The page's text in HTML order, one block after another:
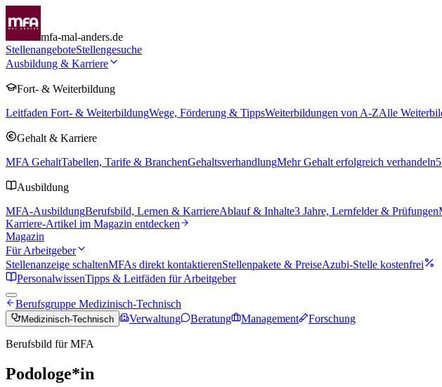
mfa-mal-anders.de
StellenangeboteStellengesuche
Ausbildung & Karriere
Fort- & Weiterbildung
Leitfaden Fort- & WeiterbildungWege, Förderung & TippsWeiterbildungen von A-ZAlle
Gehalt & Karriere
MFA GehaltTabellen, Tarife & BranchenGehaltsverhandlungMehr Gehalt erfolgreich verhandeln
Ausbildung
MFA-AusbildungBerufsbild, Lernen & KarriereAblauf & Inhalte3 Jahre, Lernfelder & Prüfungen
Karriere-Artikel im Magazin entdecken
Magazin
Für Arbeitgeber
Stellenanzeige schaltenMFAs direkt kontaktierenStellenpakete & PreiseAzubi-Stelle kostenfrei
PersonalwissenTipps & Leitfäden für Arbeitgeber
Berufsgruppe Medizinisch-Technisch
Medizinisch-Technisch Verwaltung Beratung Management Forschung
Berufsbild für MFA
Podologe*in